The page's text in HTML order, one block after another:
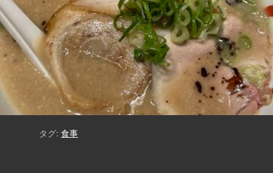
タグ: 食事